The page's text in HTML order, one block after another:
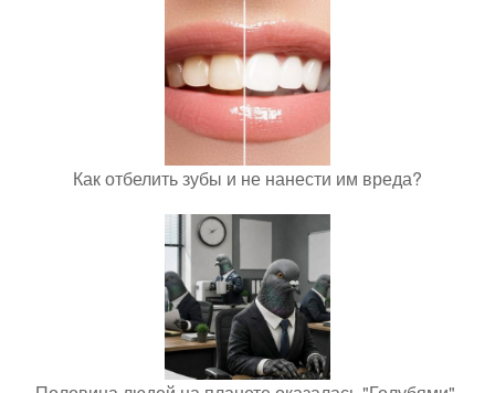
Как отбелить зубы и не нанести им вреда?